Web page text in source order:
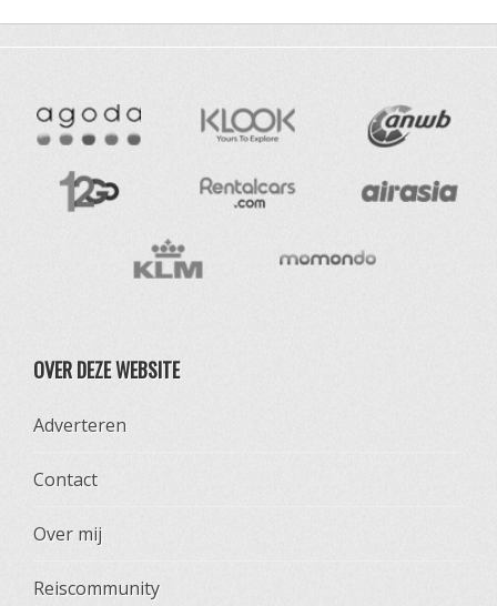
OVER DEZE WEBSITE
Adverteren
Contact
Over mij
Reiscommunity